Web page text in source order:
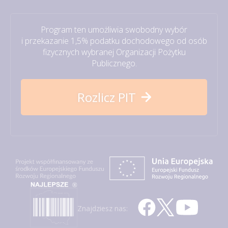
Program ten umożliwia swobodny wybór
i przekazanie 1,5% podatku dochodowego od osób
fizycznych wybranej Organizacji Pożytku
Publicznego.
Rozlicz PIT
Znajdziesz nas: